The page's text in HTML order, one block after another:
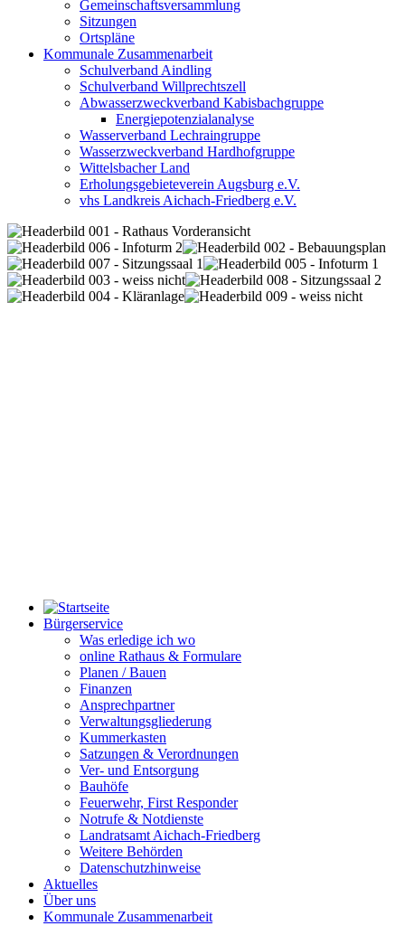
Gemeinschaftsversammlung
Sitzungen
Ortspläne
Kommunale Zusammenarbeit
Schulverband Aindling
Schulverband Willprechtszell
Abwasserzweckverband Kabisbachgruppe
Energiepotenzialanalyse
Wasserverband Lechraingruppe
Wasserzweckverband Hardhofgruppe
Wittelsbacher Land
Erholungsgebieteverein Augsburg e.V.
vhs Landkreis Aichach-Friedberg e.V.
Bürgerservice
Was erledige ich wo
online Rathaus & Formulare
Planen / Bauen
Finanzen
Ansprechpartner
Verwaltungsgliederung
Kummerkasten
Satzungen & Verordnungen
Ver- und Entsorgung
Bauhöfe
Feuerwehr, First Responder
Notrufe & Notdienste
Landratsamt Aichach-Friedberg
Weitere Behörden
Datenschutzhinweise
Aktuelles
Über uns
Kommunale Zusammenarbeit